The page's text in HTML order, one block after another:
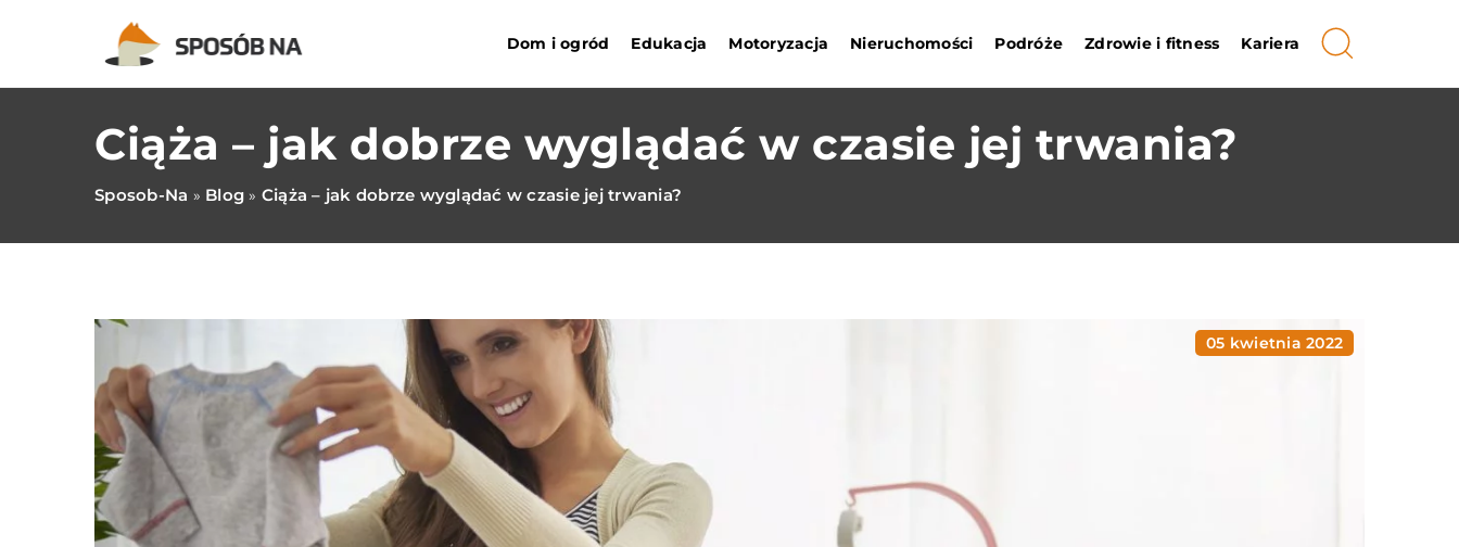
Dom i ogród Edukacja Motoryzacja Nieruchomości Podróże Zdrowie i fitness Kariera
Ciąża – jak dobrze wyglądać w czasie jej trwania?
Sposob-Na » Blog » Ciąża – jak dobrze wyglądać w czasie jej trwania?
05 kwietnia 2022